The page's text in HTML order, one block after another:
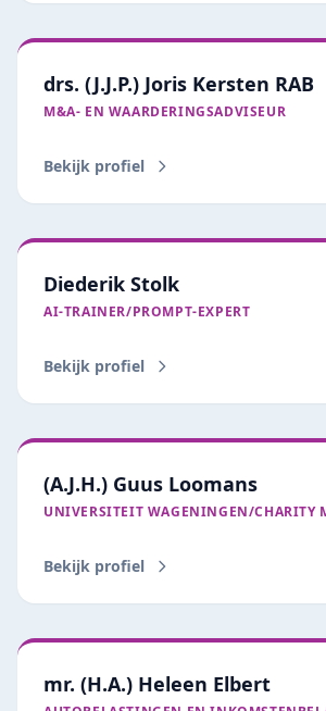
drs. (J.J.P.) Joris Kersten RAB
M&A‑ EN WAARDERINGSADVISEUR
Bekijk profiel
Diederik Stolk
AI‑TRAINER/PROMPT‑EXPERT
Bekijk profiel
(A.J.H.) Guus Loomans
UNIVERSITEIT WAGENINGEN/CHARITY
Bekijk profiel
mr. (H.A.) Heleen Elbert